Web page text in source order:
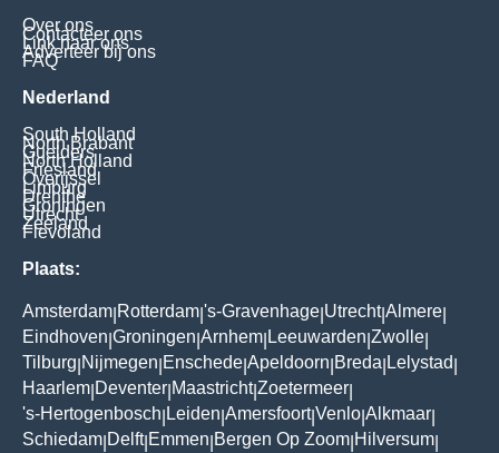
Over ons
Contacteer ons
Link naar ons
Adverteer bij ons
FAQ
Nederland
South Holland
North Brabant
Guelders
North Holland
Friesland
Overijssel
Limburg
Drenthe
Groningen
Utrecht
Zeeland
Flevoland
Plaats:
Amsterdam Rotterdam 's-Gravenhage Utrecht|Almere
Eindhoven Groningen Arnhem Leeuwarden Zwolle
Tilburg Nijmegen Enschede Apeldoorn Breda Lelystad
Haarlem Deventer Maastricht|Zoetermeer
's-Hertogenbosch Leiden Amersfoort|Venlo Alkmaar
Schiedam Delft| Emmen Bergen Op Zoom Hilversum